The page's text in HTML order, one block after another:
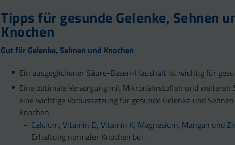
Tipps für gesunde Gelenke, Sehnen
Knochen
Gut für Gelenke, Sehnen und Knochen
Ein ausgeglichener Säure-Basen-Haushalt ist wichtig für
Eine optimale Versorgung mit Mikronährstoffen und weiteren
eine wichtige Voraussetzung für gesunde Gelenke und
Knochen.
Calcium,Vitamin D,Vitamin K, Magnesium, Mangan und
Erhaltung normaler Knochen bei.